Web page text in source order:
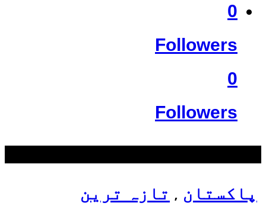
0
Followers
0
Followers
پاکستان , تازہ ترین